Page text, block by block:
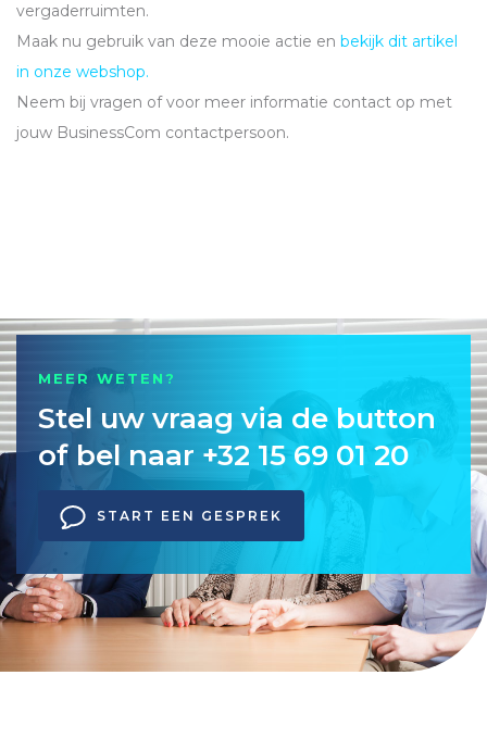
vergaderruimten.
Maak nu gebruik van deze mooie actie en bekijk dit artikel
in onze webshop.
Neem bij vragen of voor meer informatie contact op met
jouw BusinessCom contactpersoon.
MEER WETEN?
Stel uw vraag via de button
of bel naar +32 15 69 01 20
START EEN GESPREK